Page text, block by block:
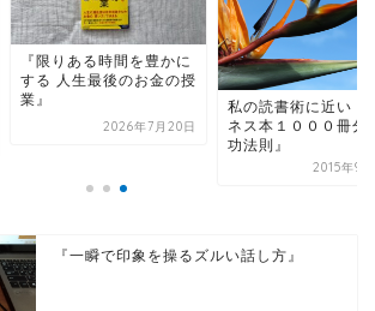
『限りある時間を豊かに
する 人生最後のお金の授
業』
2026年7月20日
私の読書術に近い『
ネス本１０００冊分
功法則』
2015年9
『一瞬で印象を操るズルい話し方』